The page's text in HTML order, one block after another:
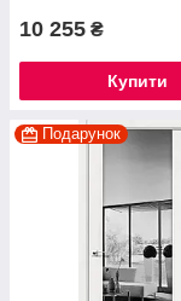
10 255 ₴
Купити
Подарунок